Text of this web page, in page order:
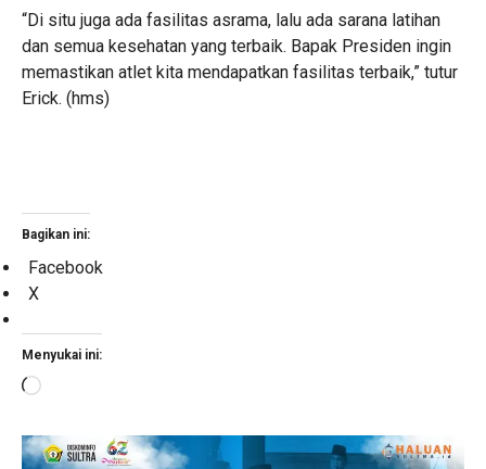
“Di situ juga ada fasilitas asrama, lalu ada sarana latihan
dan semua kesehatan yang terbaik. Bapak Presiden ingin
memastikan atlet kita mendapatkan fasilitas terbaik,” tutur
Erick. (hms)
Bagikan ini:
Facebook
X
Menyukai ini:
Memuat...